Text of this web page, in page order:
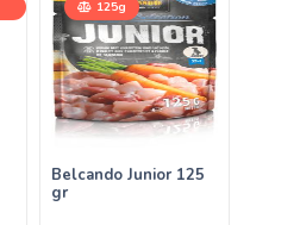
125g
Belcando Junior 125
gr